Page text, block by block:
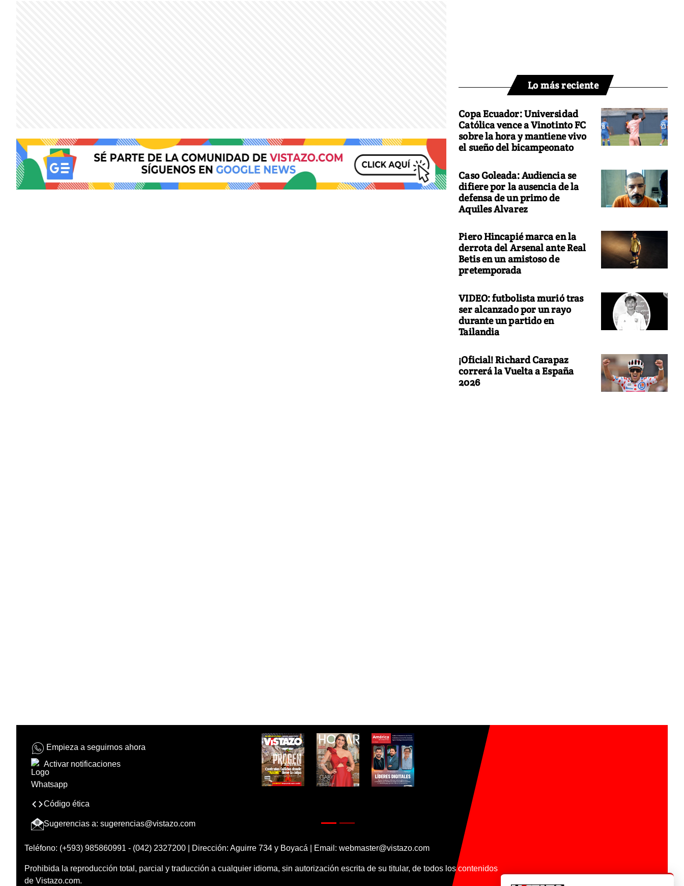
Lo más reciente
Copa Ecuador: Universidad
Católica vence a Vinotinto FC
sobre la hora y mantiene vivo
el sueño del bicampeonato
Caso Goleada: Audiencia se
difiere por la ausencia de la
defensa de un primo de
Aquiles Alvarez
Piero Hincapié marca en la
derrota del Arsenal ante Real
Betis en un amistoso de
pretemporada
VIDEO: futbolista murió tras
ser alcanzado por un rayo
durante un partido en
Tailandia
¡Oficial! Richard Carapaz
correrá la Vuelta a España
2026
Empieza a seguirnos ahora
Activar notificaciones
Código ética
Sugerencias a: sugerencias@vistazo.com
Teléfono: (+593) 985860991 - (042) 2327200 | Dirección: Aguirre 734 y Boyacá | Email: webmaster@vistazo.com
Prohibida la reproducción total, parcial y traducción a cualquier idioma, sin autorización escrita de su titular, de todos los contenidos
de Vistazo.com.